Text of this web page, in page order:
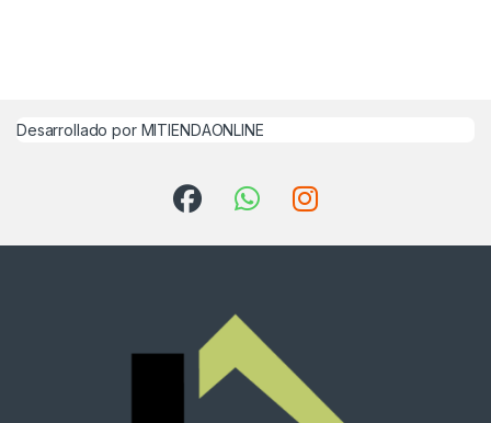
Desarrollado por MITIENDAONLINE